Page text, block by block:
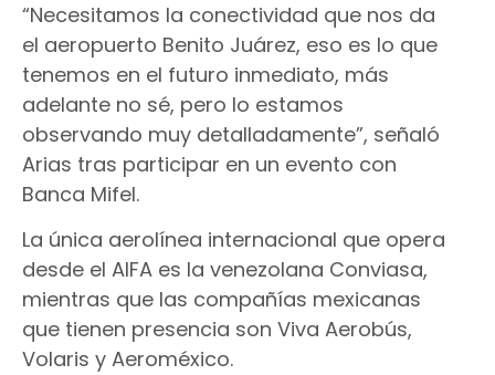
“Necesitamos la conectividad que nos da
el aeropuerto Benito Juárez, eso es lo que
tenemos en el futuro inmediato, más
adelante no sé, pero lo estamos
observando muy detalladamente”, señaló
Arias tras participar en un evento con
Banca Mifel.
La única aerolínea internacional que opera
desde el AIFA es la venezolana Conviasa,
mientras que las compañías mexicanas
que tienen presencia son Viva Aerobús,
Volaris y Aeroméxico.